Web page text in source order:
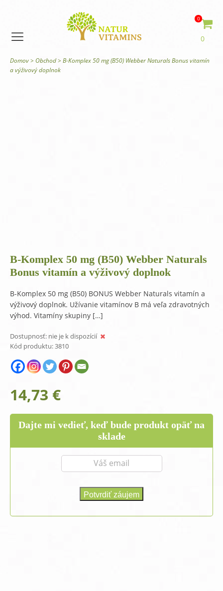
0
0
Domov> Obchod> B-Komplex 50 mg (B50) Webber Naturals Bonus vitamín
a výživový doplnok
B-Komplex 50 mg (B50) Webber Naturals
Bonus vitamín a výživový doplnok
B-Komplex 50 mg (B50) BONUS Webber Naturals vitamín a
výživový doplnok. Užívanie vitamínov B má veľa zdravotných
výhod. Vitamíny skupiny […]
Dostupnosť: nie je k dispozícií
Kód produktu:3810
14,73 €
Dajte mi vedieť, keď bude produkt opäť na
sklade